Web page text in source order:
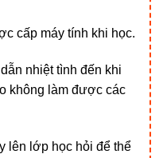
cấp máy tính khi học.
nhiệt tình đến khi
không làm được các
lên lớp học hỏi để thể